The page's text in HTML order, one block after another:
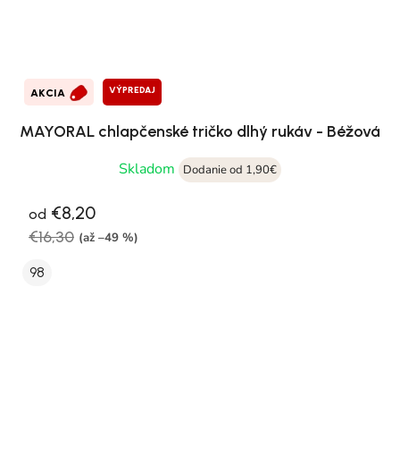
AKCIA VÝPREDAJ
MAYORAL chlapčenské tričko dlhý rukáv - Béžová
Skladom
Dodanie od 1,90€
od €8,20
€16,30 (až –49 %)
98